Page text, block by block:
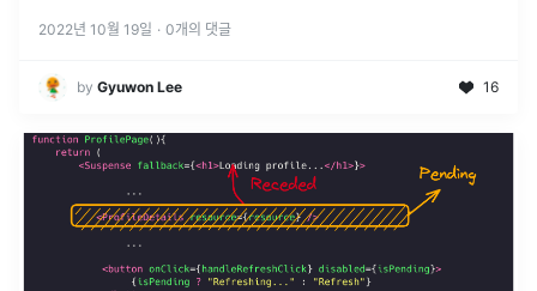
2022년 10월 19일 · 0개의 댓글
by Gyuwon Lee 16